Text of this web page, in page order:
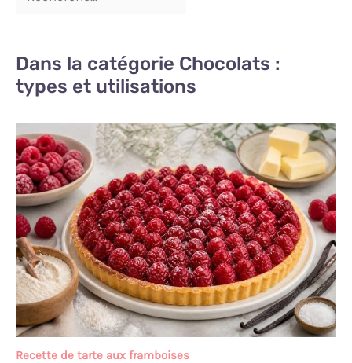
Dans la catégorie Chocolats :
types et utilisations
Recette de tarte aux framboises